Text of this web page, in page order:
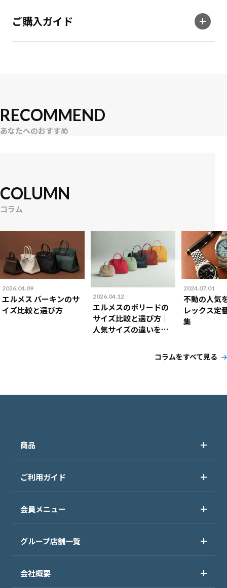
ご購入ガイド
RECOMMEND
あなたへのおすすめ
COLUMN
コラム
2026.04.09
エルメス バーキンのサ
イズ比較と選び方
2026.04.12
エルメスのボリードの
サイズ比較と選び方｜
人気サイズの違いを解
2024.07.01
不動の人気
レックス定
集
コラムをすべて見る
商品
ご利用ガイド
会員メニュー
グループ店舗一覧
会社概要